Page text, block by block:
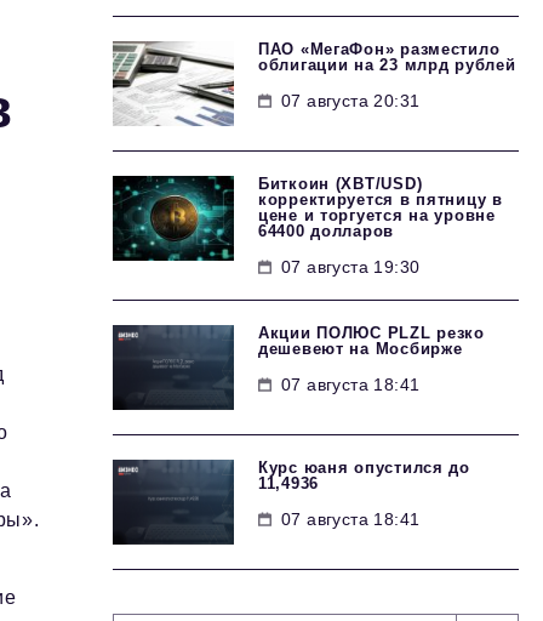
ПАО «МегаФон» разместило
облигации на 23 млрд рублей
07 августа 20:31
Биткоин (XBT/USD)
корректируется в пятницу в
цене и торгуется на уровне
64400 долларов
07 августа 19:30
Акции ПОЛЮС PLZL резко
дешевеют на Мосбирже
07 августа 18:41
Курс юаня опустился до
11,4936
07 августа 18:41